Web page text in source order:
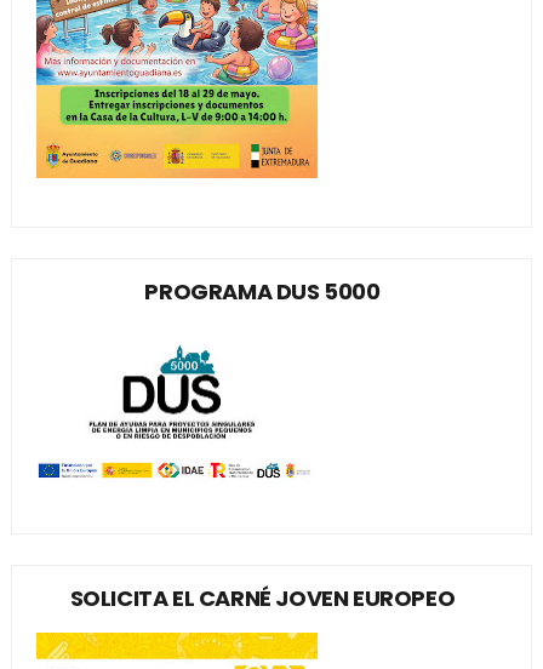
PROGRAMA DUS 5000
SOLICITA EL CARNÉ JOVEN EUROPEO